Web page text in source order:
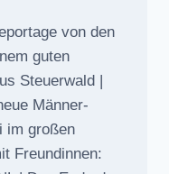
von den
guten
Steuerwald |
Männer-
im großen
Freundinnen: